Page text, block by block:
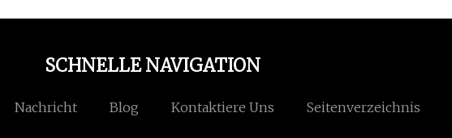
SCHNELLE NAVIGATION
Nachricht Blog Kontaktiere Uns Seitenverzeichnis